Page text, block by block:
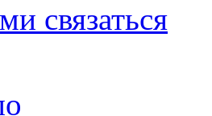
связаться